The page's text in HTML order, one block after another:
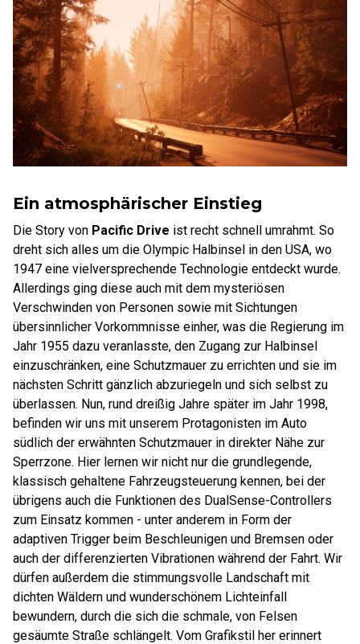
Ein atmosphärischer Einstieg
Die Story von Pacific Drive ist recht schnell umrahmt. So
dreht sich alles um die Olympic Halbinsel in den USA, wo
1947 eine vielversprechende Technologie entdeckt wurde.
Allerdings ging diese auch mit dem mysteriösen
Verschwinden von Personen sowie mit Sichtungen
übersinnlicher Vorkommnisse einher, was die Regierung im
Jahr 1955 dazu veranlasste, den Zugang zur Halbinsel
einzuschränken, eine Schutzmauer zu errichten und sie im
nächsten Schritt gänzlich abzuriegeln und sich selbst zu
überlassen. Nun, rund dreißig Jahre später im Jahr 1998,
befinden wir uns mit unserem Protagonisten im Auto
südlich der erwähnten Schutzmauer in direkter Nähe zur
Sperrzone. Hier lernen wir nicht nur die grundlegende,
klassisch gehaltene Fahrzeugsteuerung kennen, bei der
übrigens auch die Funktionen des DualSense-Controllers
zum Einsatz kommen - unter anderem in Form der
adaptiven Trigger beim Beschleunigen und Bremsen oder
auch der differenzierten Vibrationen während der Fahrt. Wir
dürfen außerdem die stimmungsvolle Landschaft mit
dichten Wäldern und wunderschönem Lichteinfall
bewundern, durch die sich die schmale, von Felsen
gesäumte Straße schlängelt. Vom Grafikstil her erinnert